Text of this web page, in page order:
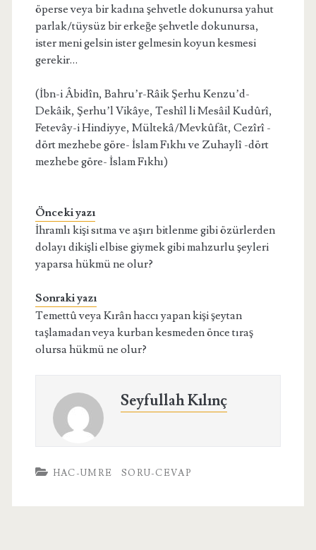
öperse veya bir kadına şehvetle dokunursa yahut
parlak/tüysüz bir erkeğe şehvetle dokunursa,
ister meni gelsin ister gelmesin koyun kesmesi
gerekir…
(İbn-i Âbidîn, Bahru’r-Râik Şerhu Kenzu’d-
Dekâik, Şerhu’l Vikâye, Teshîl li Mesâil Kudûrî,
Fetevây-i Hindiyye, Mültekâ/Mevkûfât, Cezîrî -
dört mezhebe göre- İslam Fıkhı ve Zuhaylî -dört
mezhebe göre- İslam Fıkhı)
Önceki yazı
İhramlı kişi sıtma ve aşırı bitlenme gibi özürlerden
dolayı dikişli elbise giymek gibi mahzurlu şeyleri
yaparsa hükmü ne olur?
Sonraki yazı
Temettû veya Kırân haccı yapan kişi şeytan
taşlamadan veya kurban kesmeden önce tıraş
olursa hükmü ne olur?
Seyfullah Kılınç
HAC-UMRE SORU-CEVAP